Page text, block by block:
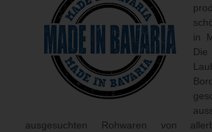
in
ausgesuchten Rohwaren von